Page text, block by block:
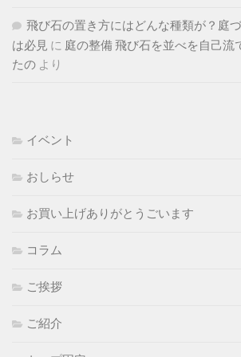
飛び石の置き方にはどんな種類が？庭
は必見 に 庭の整備 飛び石を並べを自己流
たの より
イベント
おしらせ
お買い上げありがとうごいます
コラム
ご挨拶
ご紹介